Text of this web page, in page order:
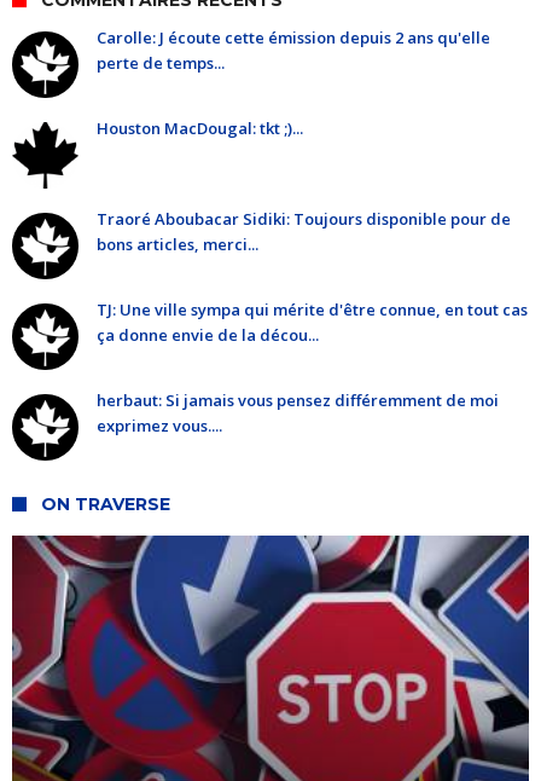
Carolle: J écoute cette émission depuis 2 ans qu'elle
perte de temps...
Houston MacDougal: tkt ;)...
Traoré Aboubacar Sidiki: Toujours disponible pour de
bons articles, merci...
TJ: Une ville sympa qui mérite d'être connue, en tout cas
ça donne envie de la décou...
herbaut: Si jamais vous pensez différemment de moi
exprimez vous....
ON TRAVERSE